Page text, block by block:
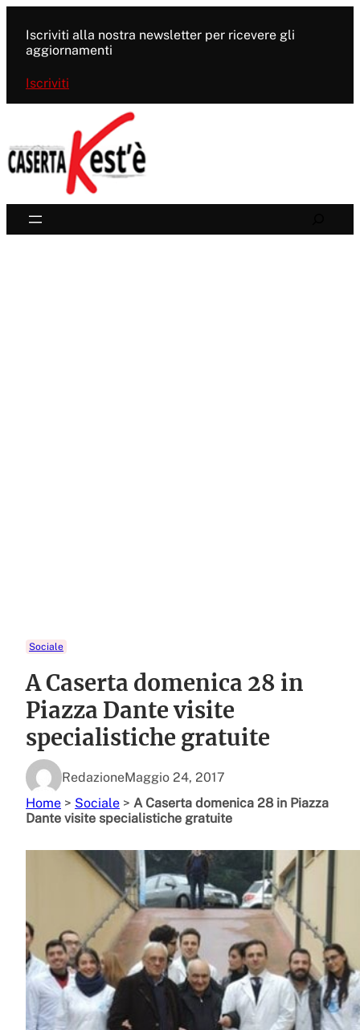
contenuto
Iscriviti alla nostra newsletter per ricevere gli
aggiornamenti
Iscriviti
Sociale
A Caserta domenica 28 in
Piazza Dante visite
specialistiche gratuite
RedazioneMaggio 24, 2017
Home > Sociale > A Caserta domenica 28 in Piazza
Dante visite specialistiche gratuite